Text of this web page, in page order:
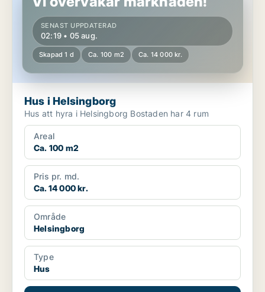
SENAST UPPDATERAD
02:19 • 05 aug.
Skapad 1 d Ca. 100 m2 Ca. 14 000 kr.
Hus i Helsingborg
Hus att hyra i Helsingborg Bostaden har 4 rum
Areal
Ca. 100 m2
Pris pr. md.
Ca. 14 000 kr.
Område
Helsingborg
Type
Hus